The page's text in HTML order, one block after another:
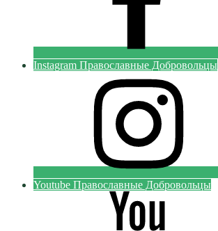
Instagram Православные Добровольцы
Youtube Православные Добровольцы